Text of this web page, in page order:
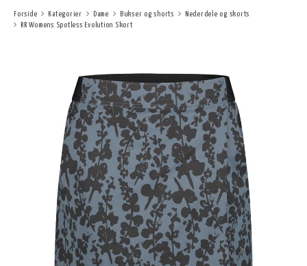
Forside Kategorier Dame Bukser og shorts
Nederdele og skorts
RR Womens Spotless Evolution Skort